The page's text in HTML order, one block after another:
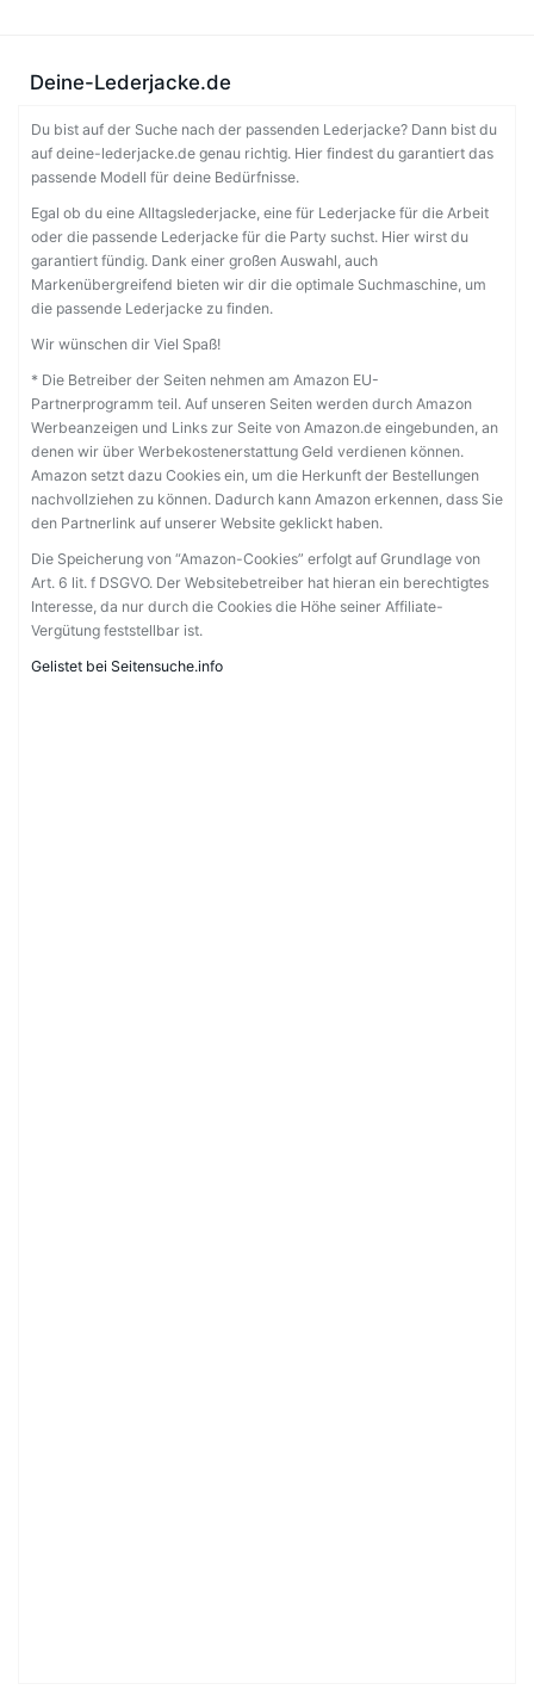
Deine-Lederjacke.de
Du bist auf der Suche nach der passenden Lederjacke? Dann bist du
auf deine-lederjacke.de genau richtig. Hier findest du garantiert das
passende Modell für deine Bedürfnisse.
Egal ob du eine Alltagslederjacke, eine für Lederjacke für die Arbeit
oder die passende Lederjacke für die Party suchst. Hier wirst du
garantiert fündig. Dank einer großen Auswahl, auch
Markenübergreifend bieten wir dir die optimale Suchmaschine, um
die passende Lederjacke zu finden.
Wir wünschen dir Viel Spaß!
* Die Betreiber der Seiten nehmen am Amazon EU-
Partnerprogramm teil. Auf unseren Seiten werden durch Amazon
Werbeanzeigen und Links zur Seite von Amazon.de eingebunden, an
denen wir über Werbekostenerstattung Geld verdienen können.
Amazon setzt dazu Cookies ein, um die Herkunft der Bestellungen
nachvollziehen zu können. Dadurch kann Amazon erkennen, dass Sie
den Partnerlink auf unserer Website geklickt haben.
Die Speicherung von “Amazon-Cookies” erfolgt auf Grundlage von
Art. 6 lit. f DSGVO. Der Websitebetreiber hat hieran ein berechtigtes
Interesse, da nur durch die Cookies die Höhe seiner Affiliate-
Vergütung feststellbar ist.
Gelistet bei Seitensuche.info